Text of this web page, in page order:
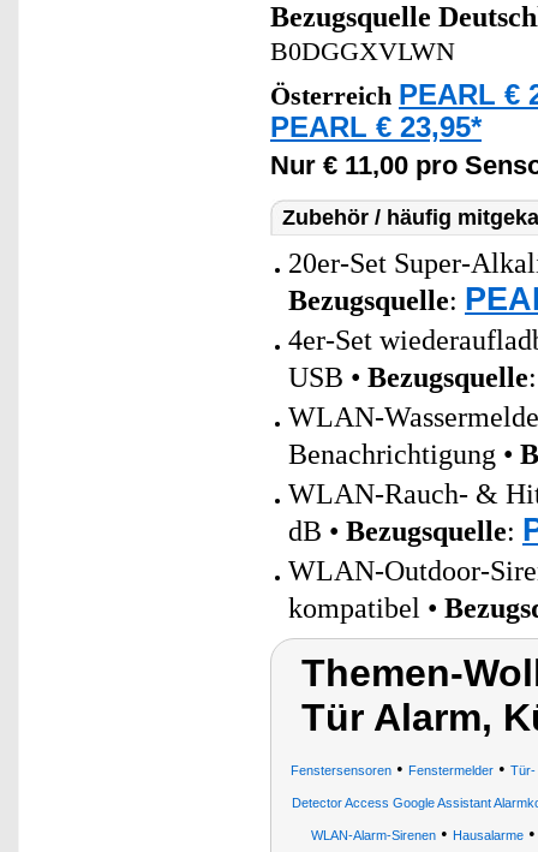
Bezugsquelle
B0DGGXVLWN
Österreich PEARL €
PEARL € 23,95*
Nur € 11,00 pro
Zubehör / häufig
20er-Set Super-
Bezugsquelle:
4er-Set
USB • Bezugsquelle
WLAN-
Benachrichtigung •
WLAN-Rauch- &
dB • Bezugsquelle:
WLAN-Outdoor-
kompatibel •
Themen-
Tür Alarm,
Fenstersensoren• Fenstermelder• Tür-
Detector Access Google Assistant
WLAN-Alarm-Sirenen • Hausalarme